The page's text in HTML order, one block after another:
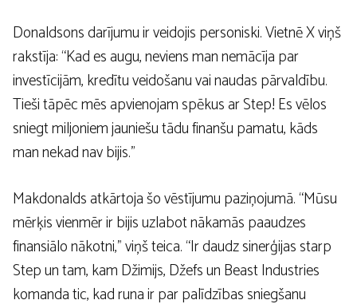
Donaldsons darījumu ir veidojis personiski. Vietnē X viņš
rakstīja: “Kad es augu, neviens man nemācīja par
investīcijām, kredītu veidošanu vai naudas pārvaldību.
Tieši tāpēc mēs apvienojam spēkus ar Step! Es vēlos
sniegt miljoniem jauniešu tādu finanšu pamatu, kāds
man nekad nav bijis.”
Makdonalds atkārtoja šo vēstījumu paziņojumā. “Mūsu
mērķis vienmēr ir bijis uzlabot nākamās paaudzes
finansiālo nākotni,” viņš teica. “Ir daudz sinerģijas starp
Step un tam, kam Džimijs, Džefs un Beast Industries
komanda tic, kad runa ir par palīdzības sniegšanu